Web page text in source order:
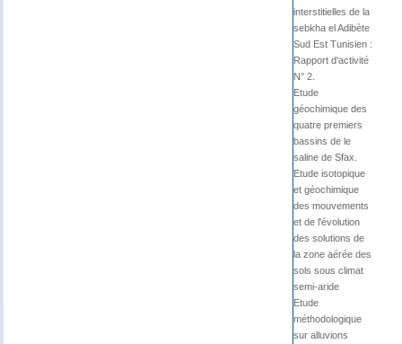
interstitielles de la
sebkha el Adibète
Sud Est Tunisien :
Rapport d'activité
N° 2.
Etude
géochimique des
quatre premiers
bassins de le
saline de Sfax.
Etude isotopique
et géochimique
des mouvements
et de l'évolution
des solutions de
la zone aérée des
sols sous climat
semi-aride
Etude
méthodologique
sur alluvions